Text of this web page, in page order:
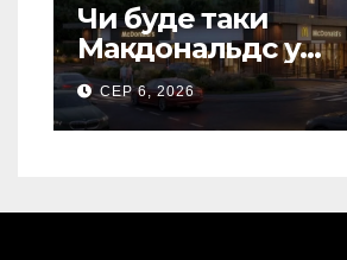
Чи буде таки
Макдональдс у
Дрогобичі? (Фото)
СЕР 6, 2026